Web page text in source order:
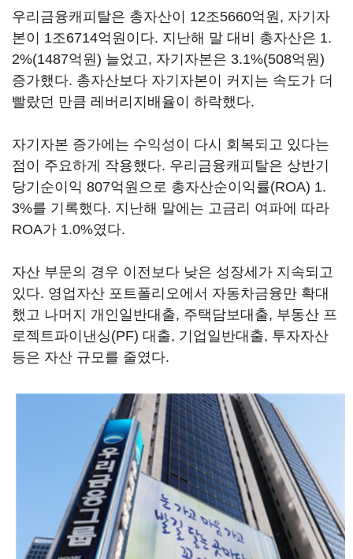
우리금융캐피탈은 총자산이 12조5660억원, 자기자
본이 1조6714억원이다. 지난해 말 대비 총자산은 1.
2%(1487억원) 늘었고, 자기자본은 3.1%(508억원)
증가했다. 총자산보다 자기자본이 커지는 속도가 더
빨랐던 만큼 레버리지배율이 하락했다.
자기자본 증가에는 수익성이 다시 회복되고 있다는
점이 주요하게 작용했다. 우리금융캐피탈은 상반기
당기순이익 807억원으로 총자산순이익률(ROA) 1.
3%를 기록했다. 지난해 말에는 고금리 여파에 따라
ROA가 1.0%였다.
자산 부문의 경우 이전보다 낮은 성장세가 지속되고
있다. 영업자산 포트폴리오에서 자동차금융만 확대
했고 나머지 개인일반대출, 주택담보대출, 부동산 프
로젝트파이낸싱(PF) 대출, 기업일반대출, 투자자산
등은 자산 규모를 줄였다.